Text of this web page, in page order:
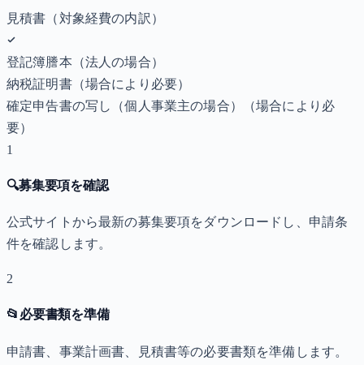
見積書（対象経費の内訳）
登記簿謄本（法人の場合）
納税証明書（場合により必要）
確定申告書の写し（個人事業主の場合）
（場合により必
要）
1
🔍募集要項を確認
公式サイトから最新の募集要項をダウンロードし、申請条
件を確認します。
2
📂 必要書類を準備
申請書、事業計画書、見積書等の必要書類を準備します。